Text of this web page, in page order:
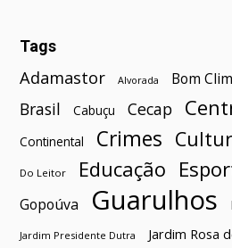
Tags
Adamastor Alvorada Bom
Brasil Cabuçu Cecap
Continental Crimes
Do Leitor Educação
Gopoúva Guarulhos
Jardim Presidente Dutra Jardim Rosa